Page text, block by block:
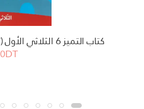
كتاب التميز 6 الثلاثي الأول (تمارين ومسائل) الكتب الازرق